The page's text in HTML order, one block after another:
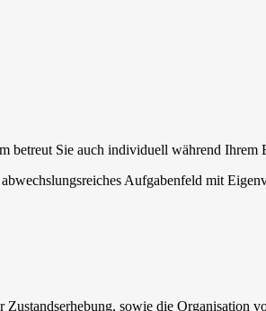
Sie auch individuell während Ihrem
Aufgabenfeld mit
sowie die Organisation